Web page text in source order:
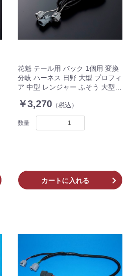
花魁 テール用 バック 1個用 変換
分岐 ハーネス 日野 大型 プロフィ
ア 中型 レンジャー ふそう 大型 S
1500mm OBH-HFLM-ML1M 1個
￥3,270 （税込）
数量
カートに入れる